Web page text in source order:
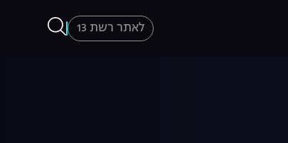
לאתר רשת 13